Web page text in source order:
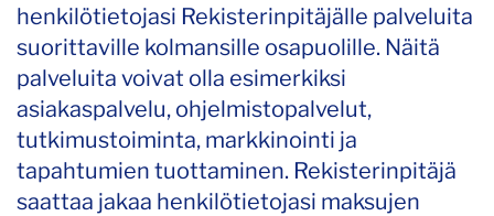
henkilötietojasi Rekisterinpitäjälle palveluita
suorittaville kolmansille osapuolille. Näitä
palveluita voivat olla esimerkiksi
asiakaspalvelu, ohjelmistopalvelut,
tutkimustoiminta, markkinointi ja
tapahtumien tuottaminen. Rekisterinpitäjä
saattaa jakaa henkilötietojasi maksujen